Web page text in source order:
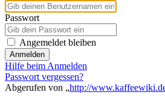
Passwort
Angemeldet bleiben
Anmelden
Hilfe beim Anmelden
Passwort vergessen?
Abgerufen von „http://